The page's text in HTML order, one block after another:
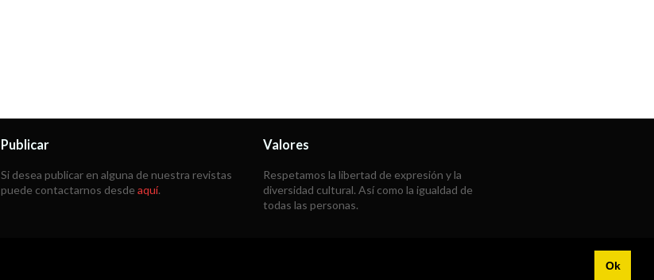
Ok
Publicar
Si desea publicar en alguna de nuestra revistas
puede contactarnos desde aquí.
Valores
Respetamos la libertad de expresión y la
diversidad cultural. Así como la igualdad de
todas las personas.